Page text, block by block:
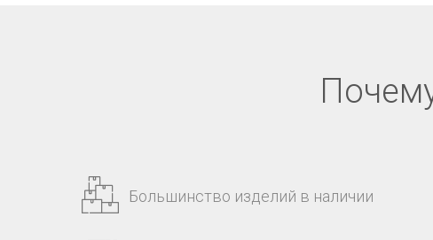
Большинство изделий в наличии